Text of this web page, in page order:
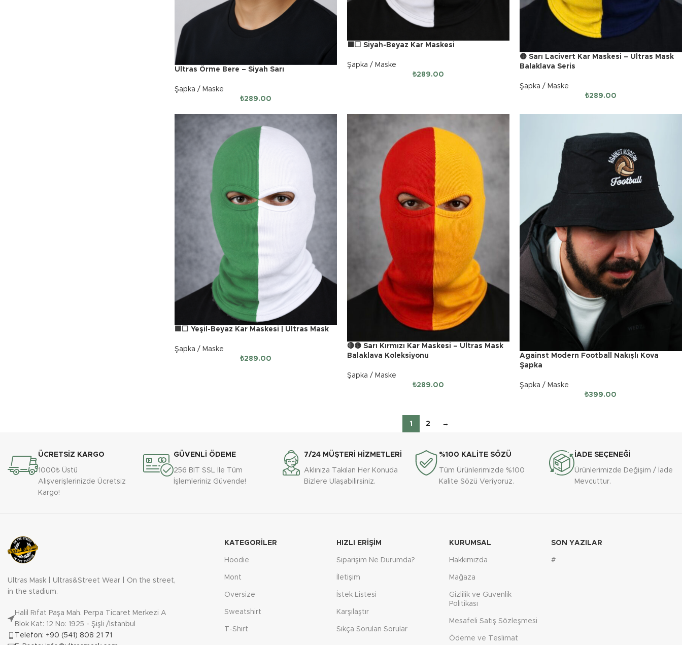
Ultras Örme Bere – Siyah Sarı
Şapka / Maske
₺289.00
⬛⬜ Siyah-Beyaz Kar Maskesi
Şapka / Maske
₺289.00
🟡 Sarı Lacivert Kar Maskesi – Ultras Mask
Balaklava Seris
Şapka / Maske
₺289.00
🟩⬜ Yeşil-Beyaz Kar Maskesi | Ultras Mask
Şapka / Maske
₺289.00
🔴🟡 Sarı Kırmızı Kar Maskesi – Ultras Mask
Balaklava Koleksiyonu
Şapka / Maske
₺289.00
Against Modern Football Nakışlı Kova
Şapka
Şapka / Maske
₺399.00
1 2 →
ÜCRETSİZ KARGO
1000₺ Üstü
Alışverişlerinizde Ücretsiz
Kargo!
GÜVENLİ ÖDEME
256 BIT SSL İle Tüm
İşlemleriniz Güvende!
7/24 MÜŞTERİ HİZMETLERİ
Aklınıza Takılan Her Konuda
Bizlere Ulaşabilirsiniz.
%100 KALİTE SÖZÜ
Tüm Ürünlerimizde %100
Kalite Sözü Veriyoruz.
İADE SEÇENEĞİ
Ürünlerimizde Değişim / İade
Mevcuttur.
Ultras Mask | Ultras&Street Wear | On the street,
in the stadium.
Halil Rıfat Paşa Mah. Perpa Ticaret Merkezi A
Blok Kat: 12 No: 1925 - Şişli /İstanbul
Telefon: +90 (541) 808 21 71
KATEGORILER
Hoodie
Mont
Oversize
Sweatshirt
T-Shirt
HIZLI ERIŞIM
Siparişim Ne Durumda?
İletişim
İstek Listesi
Karşılaştır
Sıkça Sorulan Sorular
KURUMSAL
Hakkımızda
Mağaza
Gizlilik ve Güvenlik
Politikası
Mesafeli Satış Sözleşmesi
Ödeme ve Teslimat
SON YAZILAR
#